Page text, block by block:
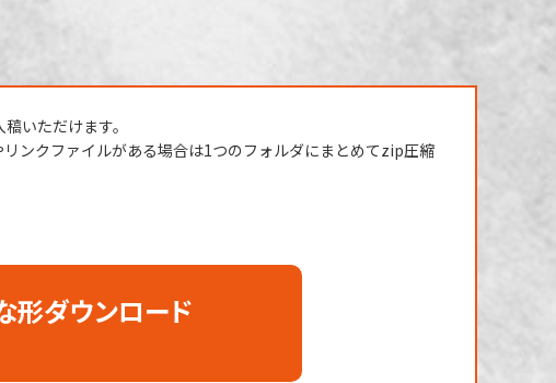
いただけます。
ンクファイルがある場合は1つのフォルダにまとめてzip圧縮
形ダウンロード